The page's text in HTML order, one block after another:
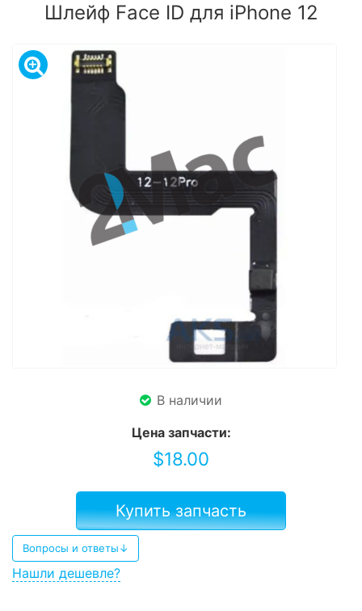
Шлейф Face ID для iPhone 12
В наличии
Цена запчасти:
$18.00
Купить запчасть
Вопросы и ответы↓
Нашли дешевле?